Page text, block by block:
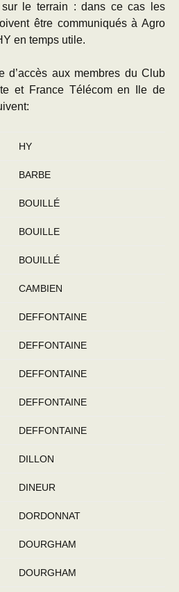
sur le terrain : dans ce cas les
être communiqués à Agro
en temps utile.
d’accès aux membres du Club
et France Télécom en Ile de
HY
BARBE
BOUILLÉ
BOUILLE
BOUILLÉ
CAMBIEN
DEFFONTAINE
DEFFONTAINE
DEFFONTAINE
DEFFONTAINE
DEFFONTAINE
DILLON
DINEUR
DORDONNAT
DOURGHAM
DOURGHAM